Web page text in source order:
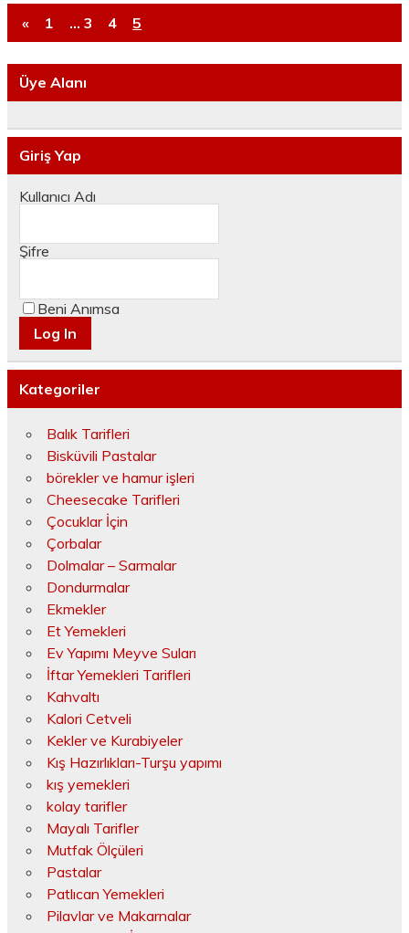
« 1 … 3 4 5
Üye Alanı
Giriş Yap
Kullanıcı Adı
Şifre
Beni Anımsa
Kategoriler
Balık Tarifleri
Bisküvili Pastalar
börekler ve hamur işleri
Cheesecake Tarifleri
Çocuklar İçin
Çorbalar
Dolmalar – Sarmalar
Dondurmalar
Ekmekler
Et Yemekleri
Ev Yapımı Meyve Suları
İftar Yemekleri Tarifleri
Kahvaltı
Kalori Cetveli
Kekler ve Kurabiyeler
Kış Hazırlıkları-Turşu yapımı
kış yemekleri
kolay tarifler
Mayalı Tarifler
Mutfak Ölçüleri
Pastalar
Patlıcan Yemekleri
Pilavlar ve Makarnalar